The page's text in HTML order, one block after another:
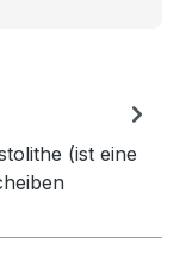
(ist eine